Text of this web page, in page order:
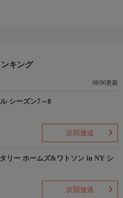
キング
08/06更新
シーズン7～8
次回放送
リー ホームズ&ワトソン in NY シ
次回放送